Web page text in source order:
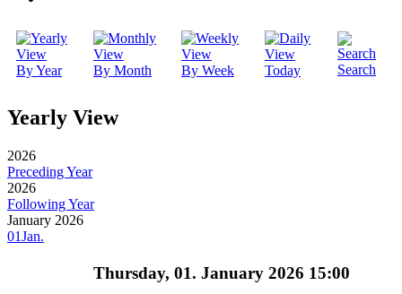
By Year By Month By Week Today Search
Yearly View
2026
Preceding Year
2026
Following Year
January 2026
01Jan.
Thursday, 01. January 2026 15:00